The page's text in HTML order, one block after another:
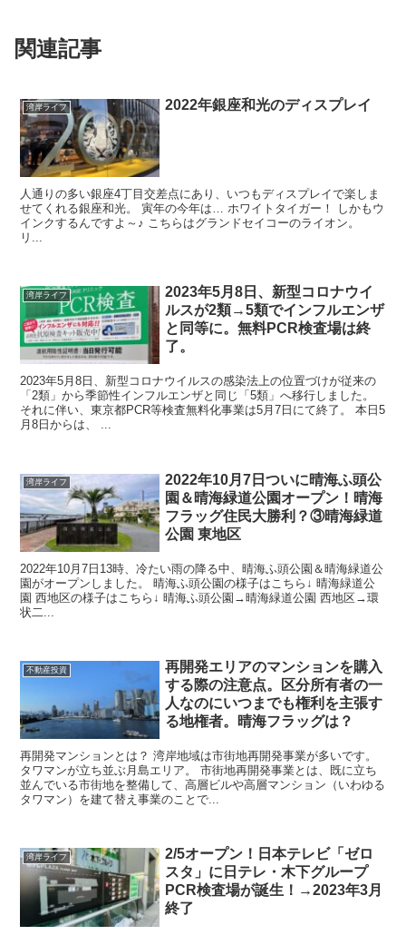
関連記事
湾岸ライフ 2022年銀座和光のディスプレイ
人通りの多い銀座4丁目交差点にあり、いつもディスプレイで楽しま
せてくれる銀座和光。 寅年の今年は… ホワイトタイガー！ しかもウ
インクするんですよ～♪ こちらはグランドセイコーのライオン。
リ...
湾岸ライフ
2023年5月8日、新型コロナウイ
ルスが2類→5類でインフルエンザ
と同等に。無料PCR検査場は終
了。
2023年5月8日、新型コロナウイルスの感染法上の位置づけが従来の
「2類」から季節性インフルエンザと同じ「5類」へ移行しました。
それに伴い、東京都PCR等検査無料化事業は5月7日にて終了。 本日5
月8日からは、 ...
湾岸ライフ
2022年10月7日ついに晴海ふ頭公
園＆晴海緑道公園オープン！晴海
フラッグ住民大勝利？③晴海緑道
公園 東地区
2022年10月7日13時、冷たい雨の降る中、晴海ふ頭公園＆晴海緑道公
園がオープンしました。 晴海ふ頭公園の様子はこちら↓ 晴海緑道公
園 西地区の様子はこちら↓ 晴海ふ頭公園→晴海緑道公園 西地区→環
状二...
不動産投資
再開発エリアのマンションを購入
する際の注意点。区分所有者の一
人なのにいつまでも権利を主張す
る地権者。晴海フラッグは？
再開発マンションとは？ 湾岸地域は市街地再開発事業が多いです。
タワマンが立ち並ぶ月島エリア。 市街地再開発事業とは、既に立ち
並んでいる市街地を整備して、高層ビルや高層マンション（いわゆる
タワマン）を建て替え事業のことで...
湾岸ライフ
2/5オープン！日本テレビ「ゼロ
スタ」に日テレ・木下グループ
PCR検査場が誕生！→2023年3月
終了